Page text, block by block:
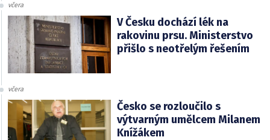
včera
V Česku dochází lék na
rakovinu prsu. Ministerstvo
přišlo s neotřelým řešením
včera
Česko se rozloučilo s
výtvarným umělcem Milanem
Knížákem